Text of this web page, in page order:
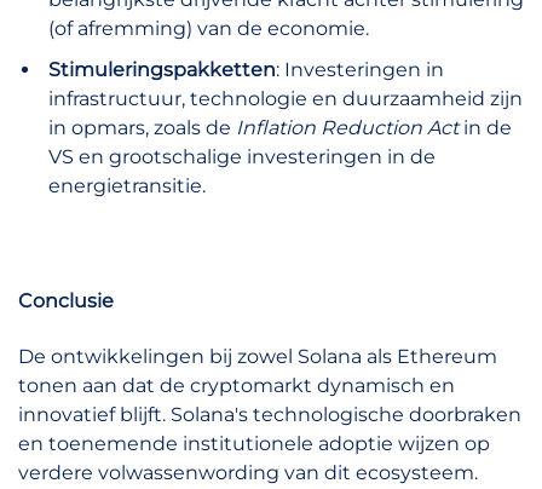
(of afremming) van de economie.
Stimuleringspakketten: Investeringen in
infrastructuur, technologie en duurzaamheid zijn
in opmars, zoals de Inflation Reduction Actin de
VS en grootschalige investeringen in de
energietransitie.
Conclusie
De ontwikkelingen bij zowel Solana als Ethereum
tonen aan dat de cryptomarkt dynamisch en
innovatief blijft. Solana's technologische doorbraken
en toenemende institutionele adoptie wijzen op
verdere volwassenwording van dit ecosysteem.